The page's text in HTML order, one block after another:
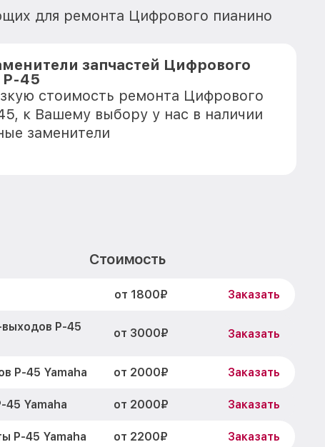
для ремонта Цифрового пианино
запчастей Цифрового
P-45
стоимость ремонта Цифрового
к Вашему выбору у нас в наличии
заменители
Стоимость
от 1800₽ Заказать
P-45
от 3000₽ Заказать
P-45 Yamaha от 2000₽ Заказать
45 Yamaha от 2000₽ Заказать
P-45 Yamaha от 2200₽ Заказать